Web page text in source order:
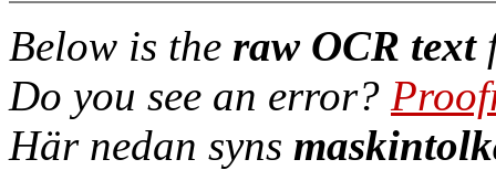
Below is the raw OCR text
Do you see an error?
Här nedan syns